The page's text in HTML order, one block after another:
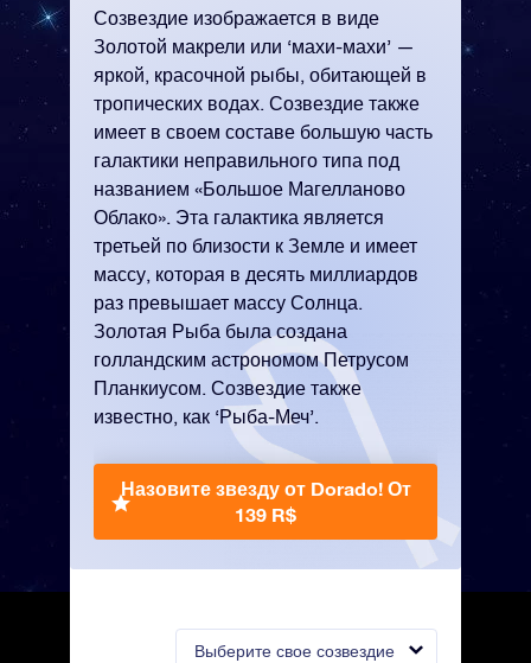
Выберите свое созвездие
Созвездие изображается в виде
Золотой макрели или ‘махи-махи’ —
яркой, красочной рыбы, обитающей в
тропических водах. Созвездие также
имеет в своем составе большую часть
галактики неправильного типа под
названием «Большое Магелланово
Облако». Эта галактика является
третьей по близости к Земле и имеет
массу, которая в десять миллиардов
раз превышает массу Солнца.
Золотая Рыба была создана
голландским астрономом Петрусом
Планкиусом. Созвездие также
известно, как ‘Рыба-Меч’.
Назовите звезду от Dorado! От
139 R$